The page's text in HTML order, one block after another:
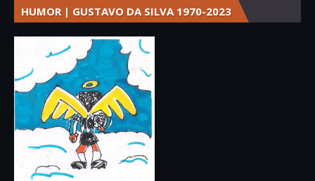
HUMOR | GUSTAVO DA SILVA 1970-2023